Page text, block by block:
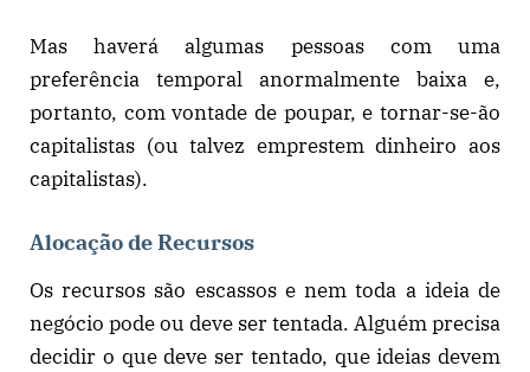
Mas haverá algumas pessoas com uma
preferência temporal anormalmente baixa e,
portanto, com vontade de poupar, e tornar-se-ão
capitalistas (ou talvez emprestem dinheiro aos
capitalistas).
Alocação de Recursos
Os recursos são escassos e nem toda a ideia de
negócio pode ou deve ser tentada. Alguém precisa
decidir o que deve ser tentado, que ideias devem